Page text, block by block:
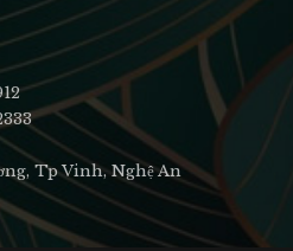
Tp Vinh, Nghệ An